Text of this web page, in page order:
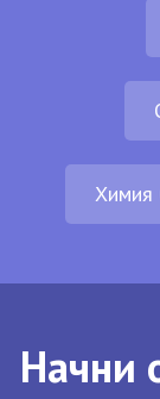
Химия
Начни